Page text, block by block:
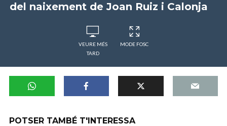
del naixement de Joan Ruiz i Calonja
VEURE MÉS
TARD
MODE FOSC
POTSER TAMBÉ T'INTERESSA